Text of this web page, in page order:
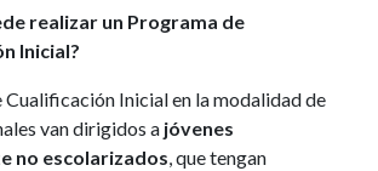
realizar un Programa de
Inicial?
Cualificación Inicial en la modalidad de
van dirigidos a jóvenes
no escolarizados, que tengan